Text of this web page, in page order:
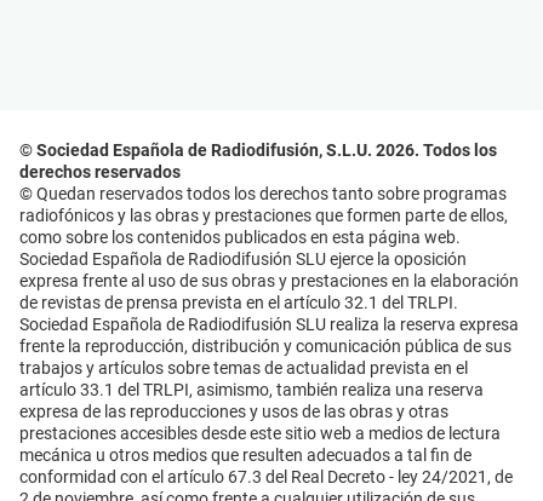
© Sociedad Española de Radiodifusión, S.L.U. 2026. Todos los
derechos reservados
© Quedan reservados todos los derechos tanto sobre programas
radiofónicos y las obras y prestaciones que formen parte de ellos,
como sobre los contenidos publicados en esta página web.
Sociedad Española de Radiodifusión SLU ejerce la oposición
expresa frente al uso de sus obras y prestaciones en la elaboración
de revistas de prensa prevista en el artículo 32.1 del TRLPI.
Sociedad Española de Radiodifusión SLU realiza la reserva expresa
frente la reproducción, distribución y comunicación pública de sus
trabajos y artículos sobre temas de actualidad prevista en el
artículo 33.1 del TRLPI, asimismo, también realiza una reserva
expresa de las reproducciones y usos de las obras y otras
prestaciones accesibles desde este sitio web a medios de lectura
mecánica u otros medios que resulten adecuados a tal fin de
conformidad con el artículo 67.3 del Real Decreto - ley 24/2021, de